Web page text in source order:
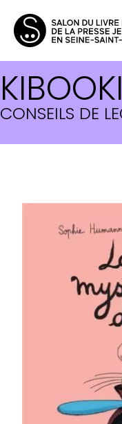
CONSEILS DE